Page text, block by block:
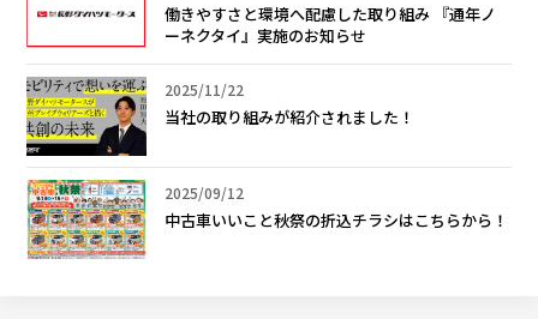
働きやすさと環境へ配慮した取り組み 『通年ノ
ーネクタイ』実施のお知らせ
2025/11/22
当社の取り組みが紹介されました！
2025/09/12
中古車いいこと秋祭の折込チラシはこちらから！